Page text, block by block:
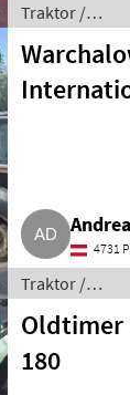
Traktor /
Standardni
4731
Traktor /
Standardni
traktor
Oldtimer
180